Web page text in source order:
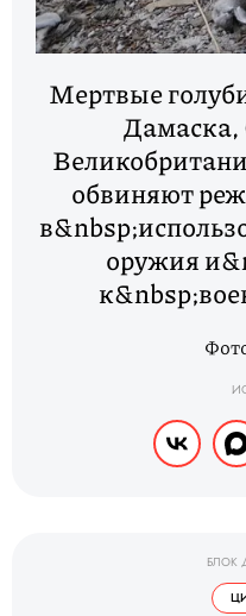
Мертвые
обвиняют
оружия
БЛОК